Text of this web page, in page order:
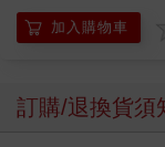
加入購物車
訂購/退換貨須